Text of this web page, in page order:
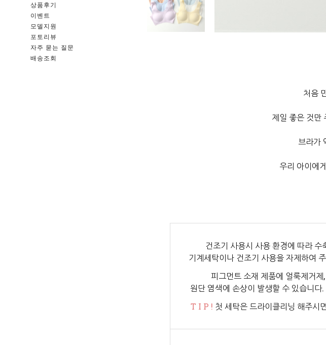
상품후기
이벤트
모델지원
포토리뷰
자주 묻는 질문
배송조회
우리 아이에
건조기 사용시 사용 환경에 따라
기계세탁이나 건조기 사용을 자제하여
피그먼트 소재 제품에 얼룩제거
원단 염색에 손상이 발생할 수 있습니
T I P ! 첫 세탁은 드라이클리닝 해주시